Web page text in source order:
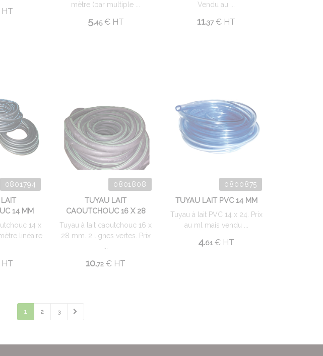
HT
mètre (par multiple ...
5.45 €HT
Vendu au ...
11.37 € HT
0801794
14 MM
14 x
linéaire
HT
0801808
TUYAU LAIT
CAOUTCHOUC 16 X 28
Tuyau à lait caoutchouc 16 x
28 mm. 2 lignes vertes. Prix
10.72 € HT
0800875
TUYAU LAIT PVC 14 MM
Tuyau à lait PVC 14 x 24. Prix
au ml mais vendu ...
4.61 € HT
1 2 3